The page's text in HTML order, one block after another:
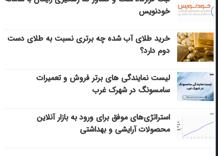
خودنویس
خرید طلای آب شده چه برتری نسبت به طلای دست
دوم دارد؟
لیست نمایندگی های برتر فروش و تعمیرات
سامسونگ در شهرک غرب
استراتژی‌های موفق برای ورود به بازار آنلاین
محصولات آرایشی و بهداشتی